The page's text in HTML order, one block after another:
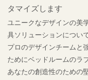
タマイズします
ユニークなデザインの美
具ソリューションについ
プロのデザインチームと
ためにベッドルームのラ
あなたの創造性のための